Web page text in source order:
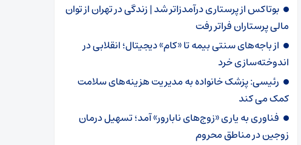
بوتاکس از پرستاری درآمدزاتر شد | زندگی در تهران از توان
مالی پرستاران فراتر رفت
از باجه‌های سنتی بیمه تا «کام» دیجیتال؛ انقلابی در
اندوخته‌سازی خرد
رئیسی: پزشک خانواده به مدیریت هزینه‌های سلامت
کمک می کند
فناوری به یاری «زوج‌های نابارور» آمد؛ تسهیل درمان
زوجین در مناطق محروم